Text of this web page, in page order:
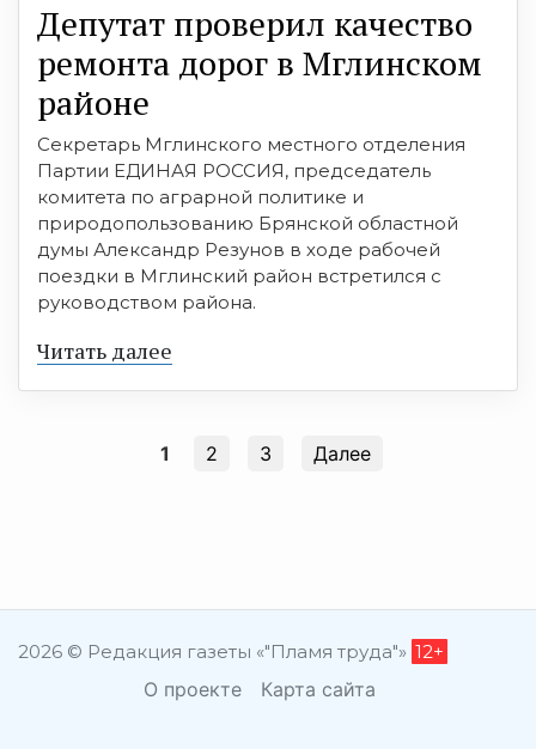
Депутат проверил качество
ремонта дорог в Мглинском
районе
Секретарь Мглинского местного отделения
Партии ЕДИНАЯ РОССИЯ, председатель
комитета по аграрной политике и
природопользованию Брянской областной
думы Александр Резунов в ходе рабочей
поездки в Мглинский район встретился с
руководством района.
Читать далее
1 2 3 Далее
2026 © Редакция газеты «"Пламя труда"» 12+
О проекте Карта сайта